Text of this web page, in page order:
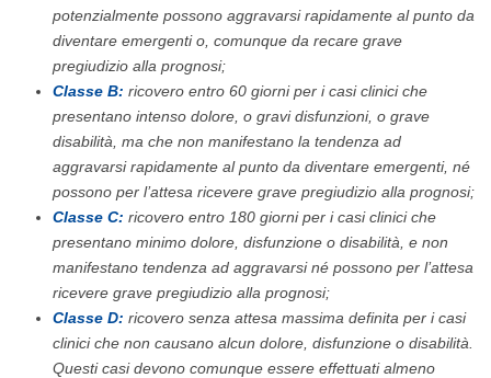
potenzialmente possono aggravarsi rapidamente al punto da
diventare emergenti o, comunque da recare grave
pregiudizio alla prognosi;
Classe B: ricovero entro 60 giorni per i casi clinici che
presentano intenso dolore, o gravi disfunzioni, o grave
disabilità, ma che non manifestano la tendenza ad
aggravarsi rapidamente al punto da diventare emergenti, né
possono per l’attesa ricevere grave pregiudizio alla prognosi;
Classe C: ricovero entro 180 giorni per i casi clinici che
presentano minimo dolore, disfunzione o disabilità, e non
manifestano tendenza ad aggravarsi né possono per l’attesa
ricevere grave pregiudizio alla prognosi;
Classe D: ricovero senza attesa massima definita per i casi
clinici che non causano alcun dolore, disfunzione o disabilità.
Questi casi devono comunque essere effettuati almeno